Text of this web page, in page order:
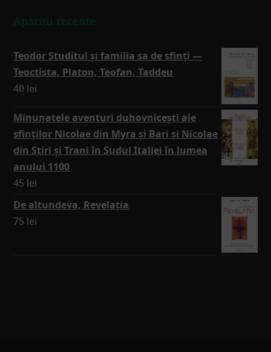
Apariții recente
Teodor Studitul și familia sa de sfinți —
Teoctista, Platon, Teofan, Taddeu
40 lei
Minunatele aventuri duhovnicești ale
sfinților Nicolae din Myra și Bari și Nicolae
din Stiri și Trani în Sudul Italiei în lumea
anului 1100
45 lei
De altundeva, Revelația
75 lei